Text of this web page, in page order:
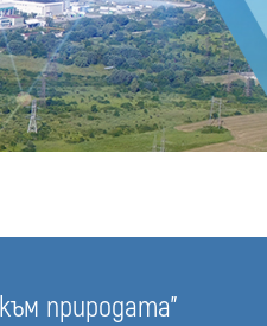
природата"